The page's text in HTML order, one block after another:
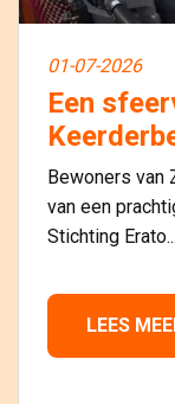
01-07-2026
Een
Bewoners van
van een
Stichting Erato...
LEES